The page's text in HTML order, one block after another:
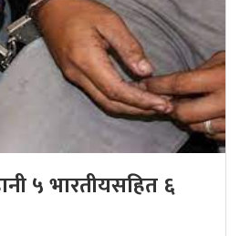
५ भारतीयसहित ६